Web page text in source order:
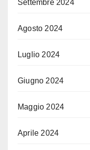
Settembre 2024
Agosto 2024
Luglio 2024
Giugno 2024
Maggio 2024
Aprile 2024